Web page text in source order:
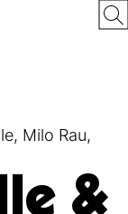
, Milo Rau,
&